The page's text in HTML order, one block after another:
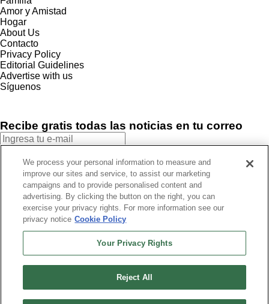
Amor y Amistad
Hogar
About Us
Contacto
Privacy Policy
Editorial Guidelines
Advertise with us
Síguenos
Recibe gratis todas las noticias en tu correo
SUSCRIBIRME
Este sitio está protegido por reCAPTCHA y Google
privacidady Se aplican lasCondiciones de servicio
¡Muchas gracias!Ya estás suscrito a nuestro newsletter
Recibe gratis todas las noticias en tu correo
SUSCRIBIRME
We process your personal information to measure and
improve our sites and service, to assist our marketing
campaigns and to provide personalised content and
advertising. By clicking the button on the right, you can
exercise your privacy rights. For more information see our
privacy notice Cookie Policy
Your Privacy Rights
Reject All